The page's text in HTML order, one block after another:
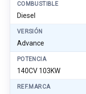
COMBUSTIBLE
Diesel
VERSIÓN
Advance
POTENCIA
140CV 103KW
REF.MARCA